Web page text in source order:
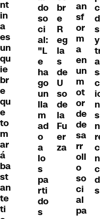
nt
in
a
es
un
qu
ie
br
e
qu
e
to
m
ar
á
ba
st
an
te
ti
do
so
ci
al:
"L
e
ha
go
un
lla
m
ad
o
a
lo
s
pa
rti
do
s
br
e
R
eg
la
s
de
U
so
de
la
Fu
er
za
an
sf
or
m
a
en
un
m
ot
or
de
de
sa
rr
oll
o
so
ci
al
pa
s
y
s
s